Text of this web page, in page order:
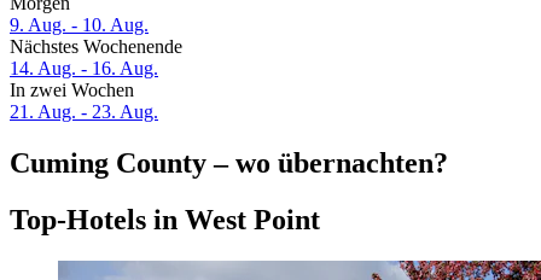
9. Aug. - 10. Aug.
Nächstes Wochenende
14. Aug. - 16. Aug.
In zwei Wochen
21. Aug. - 23. Aug.
Cuming County – wo übernachten?
Top-Hotels in West Point